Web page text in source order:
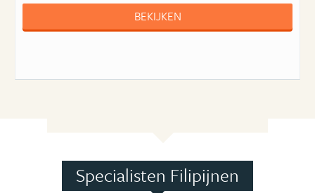
BEKIJKEN
Specialisten Filipijnen